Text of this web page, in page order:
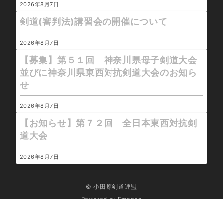
2026年8月7日
剣道(審判法)講習会の開催について
2026年8月7日
【募集】第５１回 神奈川県母子剣道大会
並びに神奈川県東西対抗剣道大会のお知ら
せ
2026年8月7日
【お知らせ】第７２回 全日本東西対抗剣
道大会
2026年8月7日
© 小田原剣道連盟